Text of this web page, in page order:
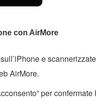
con AirMore
e
AirMore.
per confermate